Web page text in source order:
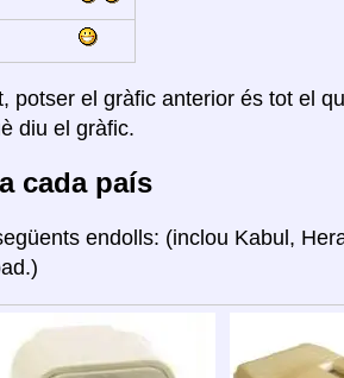
potser el gràfic anterior és tot el
diu el gràfic.
cada país
endolls: (inclou Kabul,